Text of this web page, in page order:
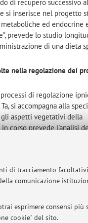
di tracciamento
comunicazione
esprimere consensi
cookie" del sito.
di recupero successivo
si inserisce nel progetto
ed endocrine
prevede lo studio
di una dieta
nella regolazione dei
di regolazione
si accompagna alla
gli aspetti vegetativi della
corso prevede l'analisi
il rilascio di
di ormone liberante la
suscitata dalla
AH. Poiché queste
del prodotto proteico
costitutivo Ca++/